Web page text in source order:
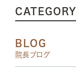
CATEGORY
BLOG
院長ブログ